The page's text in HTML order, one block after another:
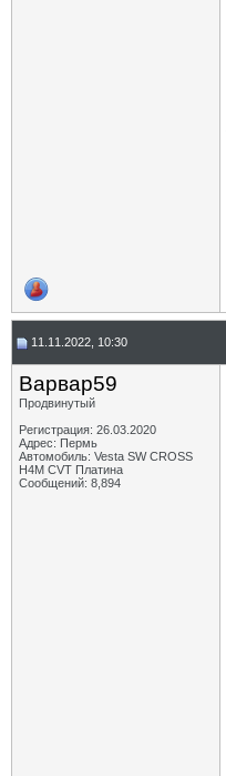
11.11.2022, 10:30
Варвар59
Продвинутый
Регистрация: 26.03.2020
Адрес: Пермь
Автомобиль: Vesta SW CROSS
H4M CVT Платина
Сообщений: 8,894